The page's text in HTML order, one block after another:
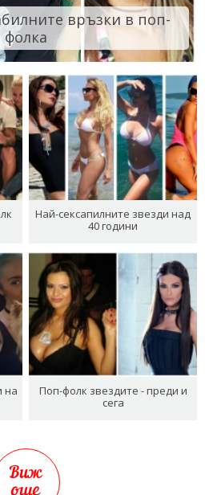
връзки в поп-
фолка
Най-сексапилните звезди над
40 години
на
Поп-фолк звездите - преди и
сега
Виж